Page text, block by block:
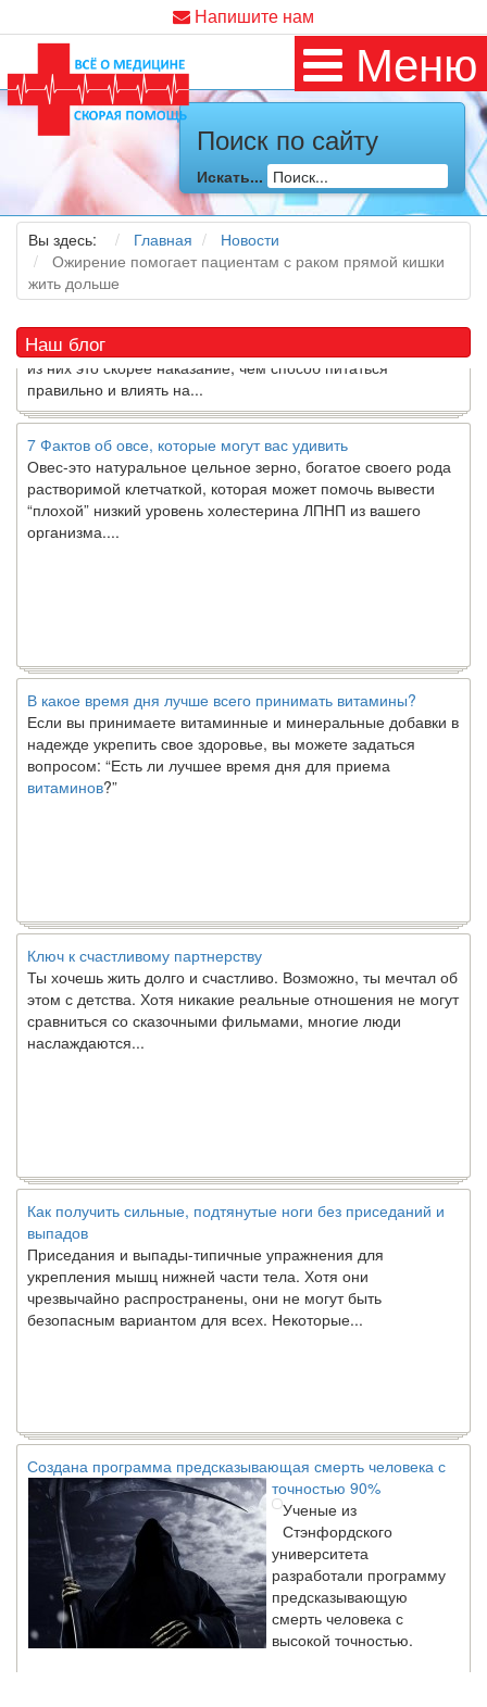
Напишите нам
Меню
Поиск по сайту
Искать...
Вы здесь: Главная
Новости
Ожирение помогает пациентам с раком прямой кишки
жить дольше
Наш блог
Как я заболел во время локдауна?
Это странная ситуация: вы соблюдали все меры
предосторожности COVID-19 (вы почти все время дома),
но, тем не менее, вы каким-то образом простудились. Вы
можете задаться...
5 причин обратить внимание на средиземноморскую диету
приходят в нашужизньи быстро исчезают из нее. Многие
из них это скорее наказание, чем способ питаться
правильно и влиять на...
7 Фактов об овсе, которые могут вас удивить
Овес-это натуральное цельное зерно, богатое своего рода
растворимой клетчаткой, которая может помочь вывести
“плохой” низкий уровень холестерина ЛПНП из вашего
организма....
В какое время дня лучше всего принимать витамины?
Если вы принимаете витаминные и минеральные добавки в
надежде укрепить свое здоровье, вы можете задаться
вопросом: “Есть ли лучшее время дня для приема
витаминов ?”
Ключ к счастливому партнерству
Ты хочешь жить долго и счастливо. Возможно, ты мечтал об
этом с детства. Хотя никакие реальные отношения не могут
сравниться со сказочными фильмами, многие люди
наслаждаются...
Как получить сильные, подтянутые ноги без приседаний и
выпадов
Приседания и выпады-типичные упражнения для
укрепления мышц нижней части тела. Хотя они
чрезвычайно распространены, они не могут быть
безопасным вариантом для всех. Некоторые...
Создана программа предсказывающая смерть человека с
точностью 90%
Ученые из
Стэнфордского
университета
разработали программу
предсказывающую
смерть человека с
высокой точностью.